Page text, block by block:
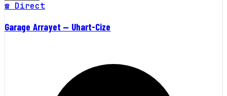
☎ Direct
Garage Arrayet — Uhart-Cize